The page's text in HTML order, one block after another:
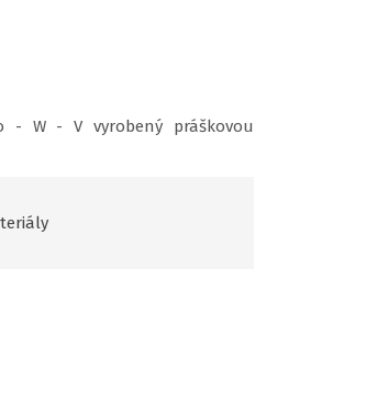
- W - V vyrobený práškovou